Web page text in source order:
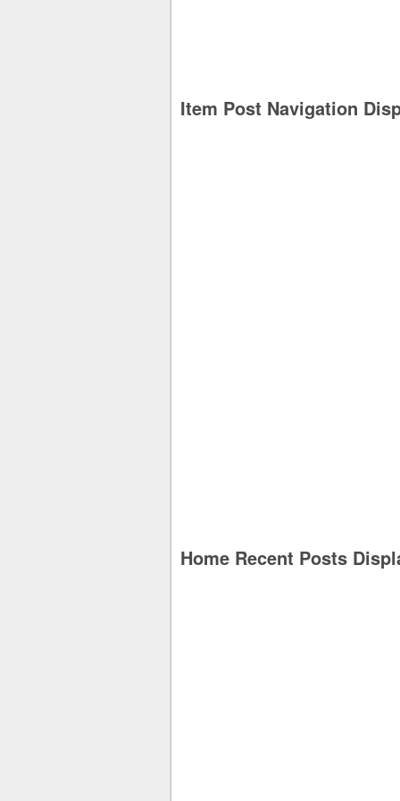
Item Post Navigation
Home Recent Posts